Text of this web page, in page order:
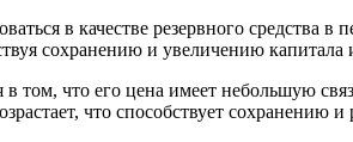
в качестве резервного
сохранению и увеличению
в том, что его цена имеет небольшую
что способствует сохранению